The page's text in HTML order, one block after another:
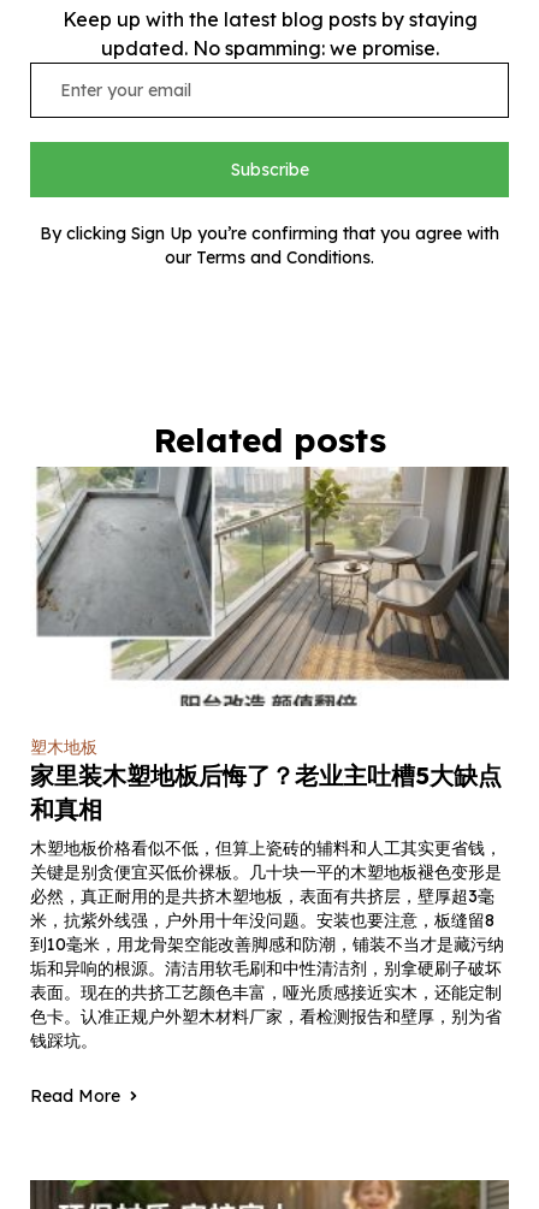
Keep up with the latest blog posts by staying
updated. No spamming: we promise.
Subscribe
By clicking Sign Up you’re confirming that you agree with
our Terms and Conditions.
Related posts
塑木地板
家里装木塑地板后悔了？老业主吐槽5大缺点
和真相
木塑地板价格看似不低，但算上瓷砖的辅料和人工其实更省钱，
关键是别贪便宜买低价裸板。几十块一平的木塑地板褪色变形是
必然，真正耐用的是共挤木塑地板，表面有共挤层，壁厚超3毫
米，抗紫外线强，户外用十年没问题。安装也要注意，板缝留8
到10毫米，用龙骨架空能改善脚感和防潮，铺装不当才是藏污纳
垢和异响的根源。清洁用软毛刷和中性清洁剂，别拿硬刷子破坏
表面。现在的共挤工艺颜色丰富，哑光质感接近实木，还能定制
色卡。认准正规户外塑木材料厂家，看检测报告和壁厚，别为省
钱踩坑。
Read More